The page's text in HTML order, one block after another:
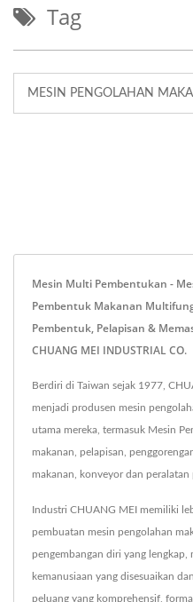
Tag
MESIN PENGOLAHAN
Mesin Multi Pembentukan -
Pembentuk Makanan
Pembentuk, Pelapisan &
CHUANG MEI INDUSTRIAL CO.
Berdiri di Taiwan sejak 1977,
menjadi produsen mesin
utama mereka, termasuk Mesin
makanan, pelapisan,
makanan, konveyor dan peralatan
Industri CHUANG MEI memiliki
pembuatan mesin pengolahan
pengembangan diri yang
kemanusiaan yang disesuaikan
peluang yang komprehensif,